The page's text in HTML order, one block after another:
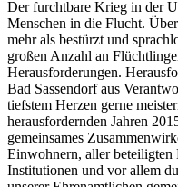
Der furchtbare Krieg in der
Menschen in die Flucht.
mehr als bestürzt und
großen Anzahl an
Herausforderungen.
Bad Sassendorf aus
tiefstem Herzen gerne
herausfordernden Jahren
gemeinsames
Einwohnern, aller beteiligten
Institutionen und vor allem